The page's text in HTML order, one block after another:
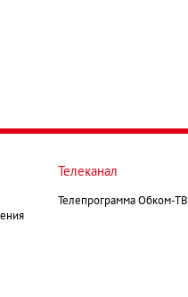
Телеканал
Телепрограмма Обком-ТВ